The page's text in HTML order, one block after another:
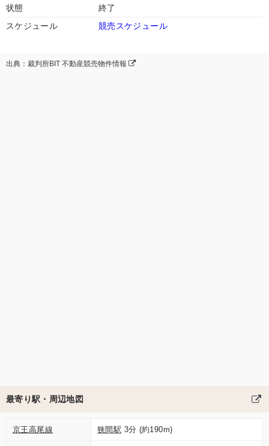
状態
終了
スケジュール
競売スケジュール
出典：裁判所BIT 不動産競売物件情報
最寄り駅・周辺地図
京王高尾線 狭間駅 3分 (約190m)